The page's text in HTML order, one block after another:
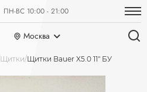
ПН-ВС 10:00 - 21:00
Москва
Щитки Щитки Bauer X5.0 11" БУ